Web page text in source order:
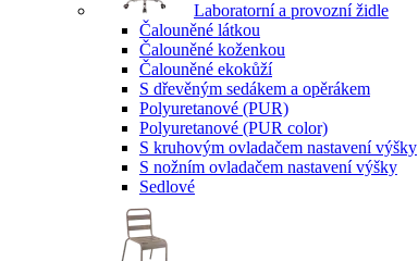
Laboratorní a provozní židle
Čalouněné látkou
Čalouněné koženkou
Čalouněné ekokůží
S dřevěným sedákem a opěrákem
Polyuretanové (PUR)
Polyuretanové (PUR color)
S kruhovým ovladačem nastavení výšky
S nožním ovladačem nastavení výšky
Sedlové